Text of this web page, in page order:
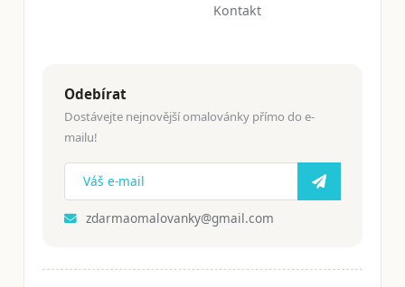
Kontakt
Odebírat
Dostávejte nejnovější omalovánky přímo do e-
mailu!
zdarmaomalovanky@gmail.com